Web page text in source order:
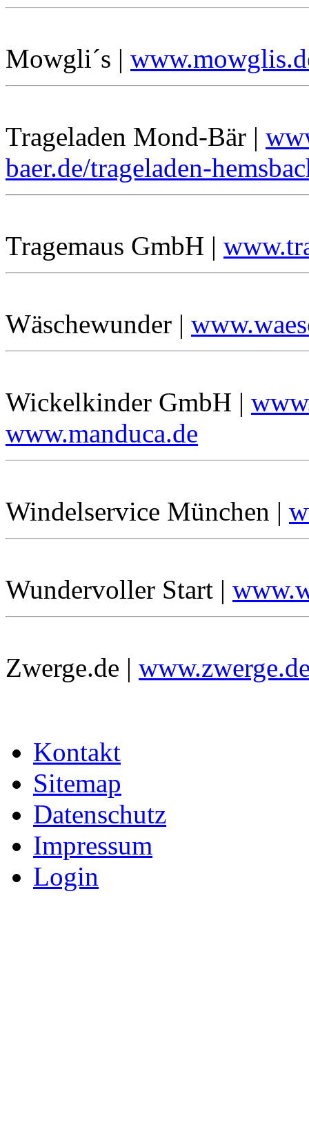
Mowgli´s |
Trageladen Mond-Bär |
baer.de/trageladen-
Tragemaus GmbH |
Wäschewunder |
Wickelkinder GmbH |
www.manduca.de
Windelservice München |
Wundervoller Start |
Zwerge.de |
Kontakt
Sitemap
Datenschutz
Impressum
Login